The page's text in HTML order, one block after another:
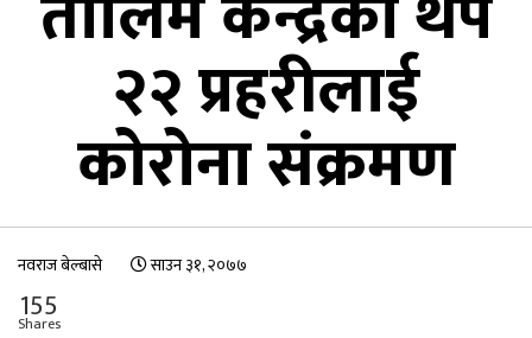
२२ प्रहरीलाई
कोरोना संक्रमण
नवराज बेल्बासे साउन ३१, २०७७
155
Shares